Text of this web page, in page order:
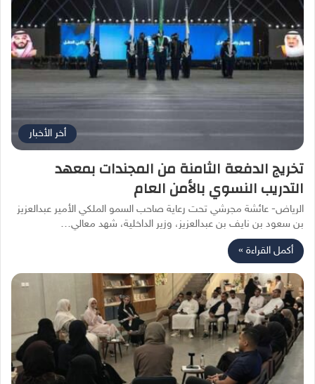
أخر الأخبار
تخريج الدفعة الثامنة من المجندات بمعهد
التدريب النسوي بالأمن العام
الرياض- عائشة مجرشي تحت رعاية صاحب السمو الملكي الأمير عبدالعزيز
بن سعود بن نايف بن عبدالعزيز، وزير الداخلية، شهد معالي…
أكمل القراءة »